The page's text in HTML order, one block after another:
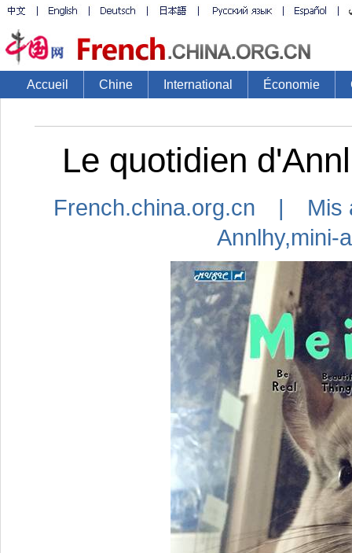
Accueil Chine International Économie
Le quotidien
French.china.org.cn |
Annlhy,mini-